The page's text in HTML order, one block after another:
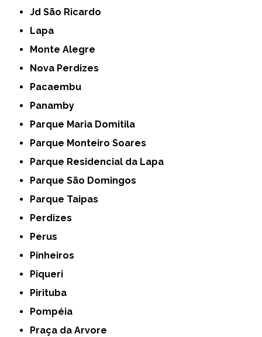
Jd São Ricardo
Lapa
Monte Alegre
Nova Perdizes
Pacaembu
Panamby
Parque Maria Domitila
Parque Monteiro Soares
Parque Residencial da Lapa
Parque São Domingos
Parque Taipas
Perdizes
Perus
Pinheiros
Piqueri
Pirituba
Pompéia
Praça da Arvore